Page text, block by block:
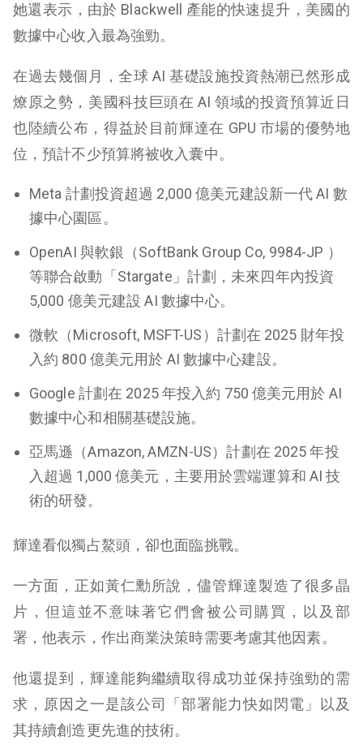
她還表示，由於 Blackwell 產能的快速提升，美國的
數據中心收入最為強勁。
在過去幾個月，全球 AI 基礎設施投資熱潮已然形成
燎原之勢，美國科技巨頭在 AI 領域的投資預算近日
也陸續公布，得益於目前輝達在 GPU 市場的優勢地
位，預計不少預算將被收入囊中。
Meta 計劃投資超過 2,000 億美元建設新一代 AI 數
據中心園區。
OpenAI 與軟銀（SoftBank Group Co, 9984-JP ）
等聯合啟動「Stargate」計劃，未來四年內投資
5,000 億美元建設 AI 數據中心。
微軟（Microsoft, MSFT-US）計劃在 2025 財年投
入約 800 億美元用於 AI 數據中心建設。
Google 計劃在 2025 年投入約 750 億美元用於 AI
數據中心和相關基礎設施。
亞馬遜（Amazon, AMZN-US）計劃在 2025 年投
入超過 1,000 億美元，主要用於雲端運算和 AI 技
術的研發。
輝達看似獨占鰲頭，卻也面臨挑戰。
一方面，正如黃仁勳所說，儘管輝達製造了很多晶
片，但這並不意味著它們會被公司購買，以及部
署，他表示，作出商業決策時需要考慮其他因素。
他還提到，輝達能夠繼續取得成功並保持強勁的需
求，原因之一是該公司「部署能力快如閃電」以及
其持續創造更先進的技術。